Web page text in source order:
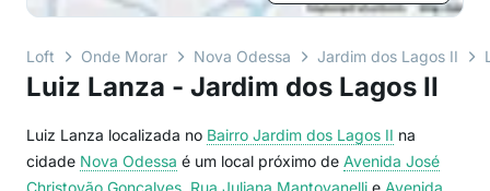
Loft Onde Morar Nova Odessa Jardim dos Lagos II
Luiz Lanza - Jardim dos Lagos II
Luiz Lanza localizada no Bairro Jardim dos Lagos II na
cidade Nova Odessa é um local próximo de Avenida José
Christovão Gonçalves, Rua Juliana Mantovanelli e Avenida